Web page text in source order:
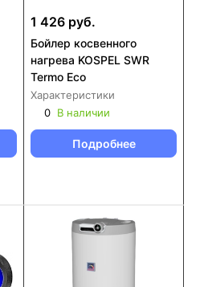
1 426 руб.
Бойлер косвенного
нагрева KOSPEL SWR
Termo Eco
Характеристики
0 В наличии
Подробнее